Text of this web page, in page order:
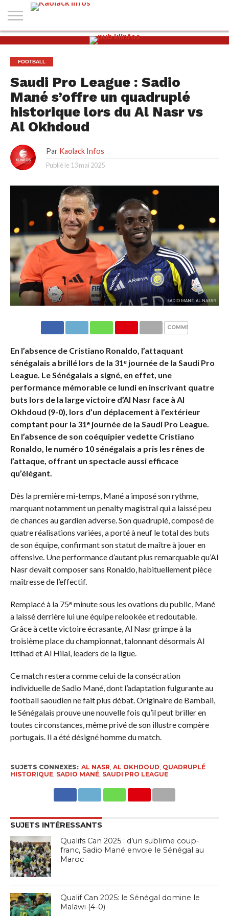
#2
(PAS
TITRE)
KAOLACK
POLITIQUE
ECONOMIE
SOCIÉTÉ
CULTURE
PEOPLE
SPORT
SANTÉ
AFRIQUE
INTERNATIONAL
EMPLOI &
FOOTBALL
Saudi Pro League : Sadio
Mané s’offre un quadruplé
historique lors du Al Nasr vs
Al Okhdoud
Par Kaolack Infos
Publié le 13 mai 2025
SADIO MANÉ, AL NASSR
COMMENTAIRES
En l’absence de Cristiano Ronaldo, l’attaquant
sénégalais a brillé lors de la 31ᵉ journée de la Saudi Pro
League. Le Sénégalais a signé, en effet, une
performance mémorable ce lundi en inscrivant quatre
buts lors de la large victoire d’Al Nasr face à Al
Okhdoud (9-0), lors d’un déplacement à l’extérieur
comptant pour la 31ᵉ journée de la Saudi Pro League.
En l’absence de son coéquipier vedette Cristiano
Ronaldo, le numéro 10 sénégalais a pris les rênes de
l’attaque, offrant un spectacle aussi efficace
qu’élégant.
Dès la première mi-temps, Mané a imposé son rythme,
marquant notamment un penalty magistral qui a laissé peu
de chances au gardien adverse. Son quadruplé, composé de
quatre réalisations variées, a porté à neuf le total des buts
de son équipe, confirmant son statut de maître à jouer en
offensive. Une performance d’autant plus remarquable qu’Al
Nasr devait composer sans Ronaldo, habituellement pièce
maîtresse de l’effectif.
Remplacé à la 75ᵉ minute sous les ovations du public, Mané
a laissé derrière lui une équipe relookée et redoutable.
Grâce à cette victoire écrasante, Al Nasr grimpe à la
troisième place du championnat, talonnant désormais Al
Ittihad et Al Hilal, leaders de la ligue.
Ce match restera comme celui de la consécration
individuelle de Sadio Mané, dont l’adaptation fulgurante au
football saoudien ne fait plus débat. Originaire de Bambali,
le Sénégalais prouve une nouvelle fois qu’il peut briller en
toutes circonstances, même privé de son illustre compère
portugais. Il a été désigné homme du match.
SUJETS CONNEXES: AL NASR, AL OKHDOUD, QUADRUPLÉ
HISTORIQUE, SADIO MANÉ, SAUDI PRO LEAGUE
SUJETS INTÉRESSANTS
Qualifs Can 2025 : d’un sublime coup-
franc, Sadio Mané envoie le Sénégal au
Maroc
Qualif Can 2025: le Sénégal domine le
Malawi (4-0)